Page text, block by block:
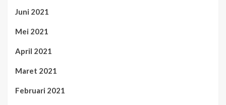
Juni 2021
Mei 2021
April 2021
Maret 2021
Februari 2021